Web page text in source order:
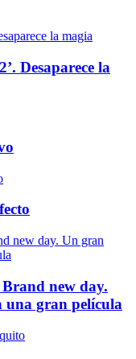
Desaparece la
new day.
una gran película